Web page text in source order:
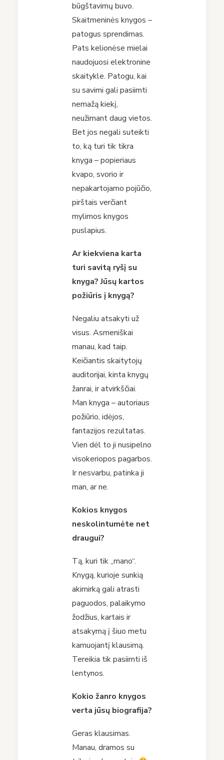
būgštavimų buvo.
Skaitmeninės knygos –
patogus sprendimas.
Pats kelionėse mielai
naudojuosi elektronine
skaitykle. Patogu, kai
su savimi gali pasiimti
nemažą kiekį,
neužimant daug vietos.
Bet jos negali suteikti
to, ką turi tik tikra
knyga – popieriaus
kvapo, svorio ir
nepakartojamo pojūčio,
pirštais verčiant
mylimos knygos
puslapius.
Ar kiekviena karta
turi savitą ryšį su
knyga? Jūsų kartos
požiūris į knygą?
Negaliu atsakyti už
visus. Asmeniškai
manau, kad taip.
Keičiantis skaitytojų
auditorijai, kinta knygų
žanrai, ir atvirkščiai.
Man knyga – autoriaus
požiūrio, idėjos,
fantazijos rezultatas.
Vien dėl to ji nusipelno
visokeriopos pagarbos.
Ir nesvarbu, patinka ji
man, ar ne.
Kokios knygos
neskolintumėte net
draugui?
Tą, kuri tik „mano“.
Knygą, kurioje sunkią
akimirką gali atrasti
paguodos, palaikymo
žodžius, kartais ir
atsakymą į šiuo metu
kamuojantį klausimą.
Tereikia tik pasiimti iš
lentynos.
Kokio žanro knygos
verta jūsų biografija?
Geras klausimas.
Manau, dramos su